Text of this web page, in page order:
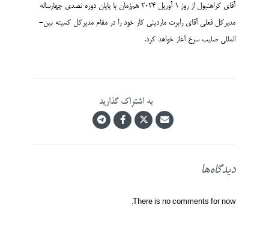
آقای کراهنبول از روز 1 آوریل 2024 هم‌زمان با پایان دوره تصدی چهارساله
مدیرکل فعلی آقای رابرت ماردینی کار خود را در مقام مدیرکل کمیته بین‌­
المللی صلیب سرخ آغاز خواهد کرد.
به اشتراک گذارید
دیدگاه‌ها
There is no comments for now.